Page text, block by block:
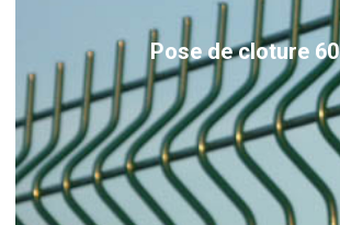
Pose de cloture 60